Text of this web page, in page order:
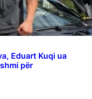
Eduart Kuqi ua
për